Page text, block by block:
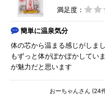
満足度：
簡単に温泉気分
体の芯から温まる感じがしま
もずっと体がぽかぽかしてい
が魅力だと思います
おーちゃんさん (24